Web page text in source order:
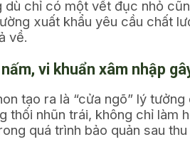
dù chỉ có một vết đục nhỏ
xuất khẩu yêu cầu chất
về.
vi khuẩn xâm nhập
tạo ra là “cửa ngõ” lý
thối nhũn trái, không chỉ
quá trình bảo quản sau thu